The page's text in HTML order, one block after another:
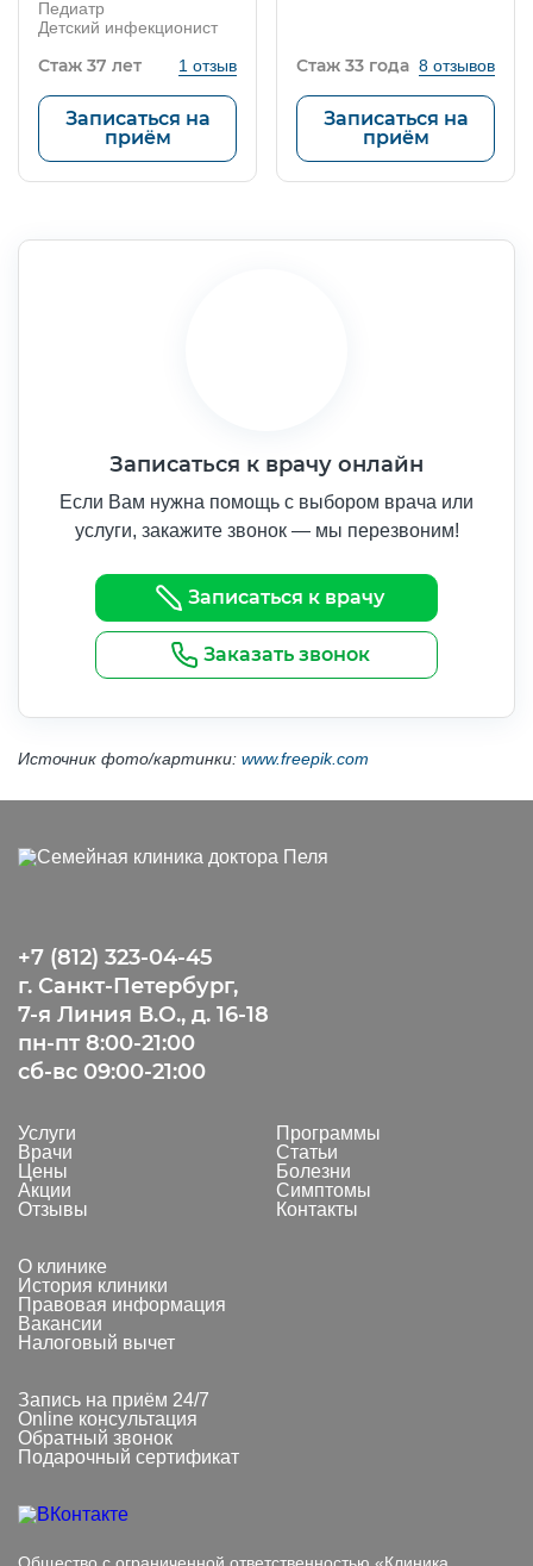
Педиатр
Детский инфекционист
Стаж 37 лет 1 отзыв
Записаться на
приём
Стаж 33 года 8 отзывов
Записаться на
приём
Записаться к врачу онлайн
Если Вам нужна помощь с выбором врача или
услуги, закажите звонок — мы перезвоним!
Записаться к врачу
Заказать звонок
Источник фото/картинки: www.freepik.com
+7 (812) 323-04-45
г. Санкт-Петербург,
7-я Линия В.О., д. 16-18
пн-пт 8:00-21:00
сб-вс 09:00-21:00
Услуги
Врачи
Цены
Акции
Отзывы
Программы
Статьи
Болезни
Симптомы
Контакты
О клинике
История клиники
Правовая информация
Вакансии
Налоговый вычет
Запись на приём 24/7
Online консультация
Обратный звонок
Подарочный сертификат